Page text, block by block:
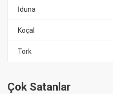
İduna
Koçal
Tork
Çok Satanlar